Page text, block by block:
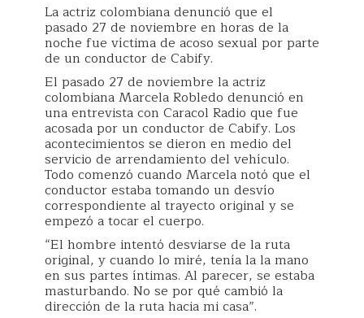
La actriz colombiana denunció que el
pasado 27 de noviembre en horas de la
noche fue víctima de acoso sexual por parte
de un conductor de Cabify.
El pasado 27 de noviembre la actriz
colombiana Marcela Robledo denunció en
una entrevista con Caracol Radio que fue
acosada por un conductor de Cabify. Los
acontecimientos se dieron en medio del
servicio de arrendamiento del vehículo.
Todo comenzó cuando Marcela notó que el
conductor estaba tomando un desvío
correspondiente al trayecto original y se
empezó a tocar el cuerpo.
“El hombre intentó desviarse de la ruta
original, y cuando lo miré, tenía la la mano
en sus partes íntimas. Al parecer, se estaba
masturbando. No se por qué cambió la
dirección de la ruta hacia mi casa”.